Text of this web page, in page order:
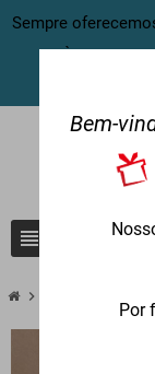
Sempre
às suas
view_headline
chevron_right
Bem-
Por